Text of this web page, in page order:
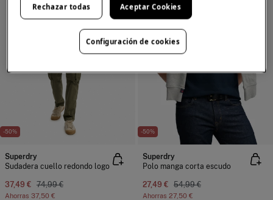
-50%
Superdry
Sudadera cuello redondo logo
37,49 € 74,99 €
Ahorras 37,50 €
-50%
Superdry
Polo manga corta escudo
27,49 € 54,99 €
Ahorras 27,50 €
Rechazar todas Aceptar Cookies
Configuración de cookies